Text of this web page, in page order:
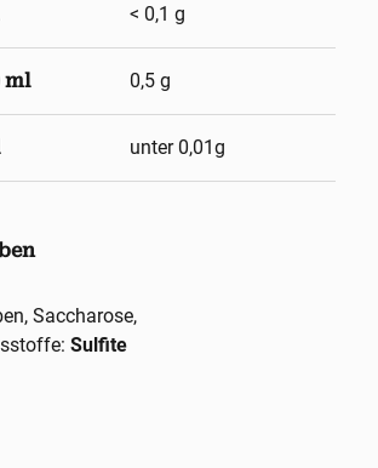
< 0,1 g
ml 0,5 g
unter 0,01g
Saccharose,
Sulfite